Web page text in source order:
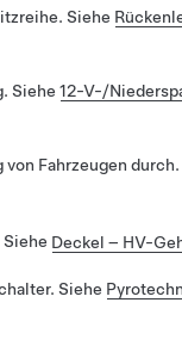
Siehe
Siehe 12-V-/
von Fahrzeugen
Deckel – HV-
Siehe